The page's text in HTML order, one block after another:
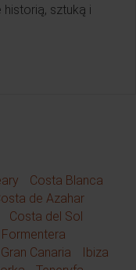
sztuką i
Costa Blanca
de Azahar
Costa del Sol
Formentera
Gran Canaria
Ibiza